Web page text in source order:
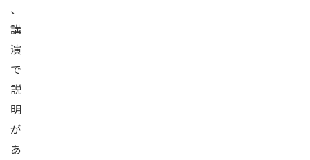
、
講
演
で
説
明
が
あ